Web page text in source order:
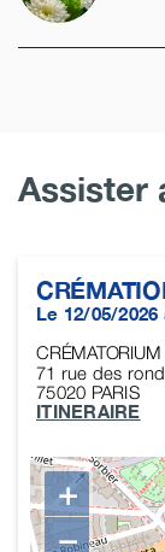
Assister
Le 12/05/2026
71 rue des
75020 PARIS
ITINERAIRE
+
−